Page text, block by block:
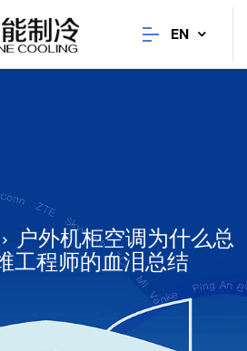
EN
户外机柜空调为什么总
工程师的血泪总结